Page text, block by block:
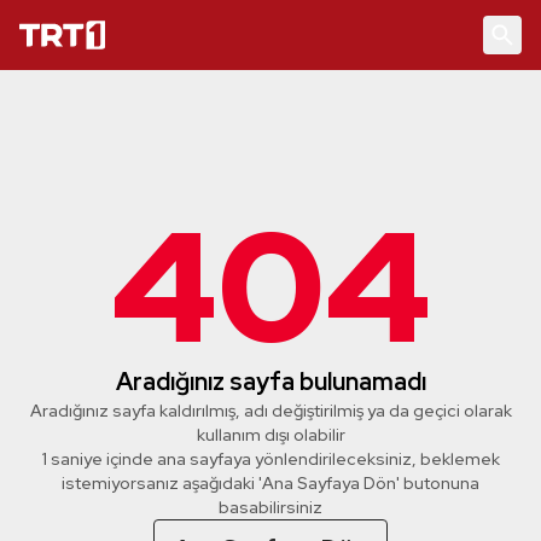
404
Aradığınız sayfa bulunamadı
Aradığınız sayfa kaldırılmış, adı değiştirilmiş ya da geçici olarak
kullanım dışı olabilir
1 saniye içinde ana sayfaya yönlendirileceksiniz, beklemek
istemiyorsanız aşağıdaki 'Ana Sayfaya Dön' butonuna
basabilirsiniz